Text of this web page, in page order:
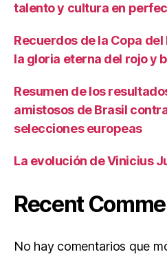
talento y cultura en
Recuerdos de la Copa
la gloria eterna del rojo y
Resumen de los
amistosos de Brasil
selecciones europeas
La evolución de Vinicius
Recent
No hay comentarios que